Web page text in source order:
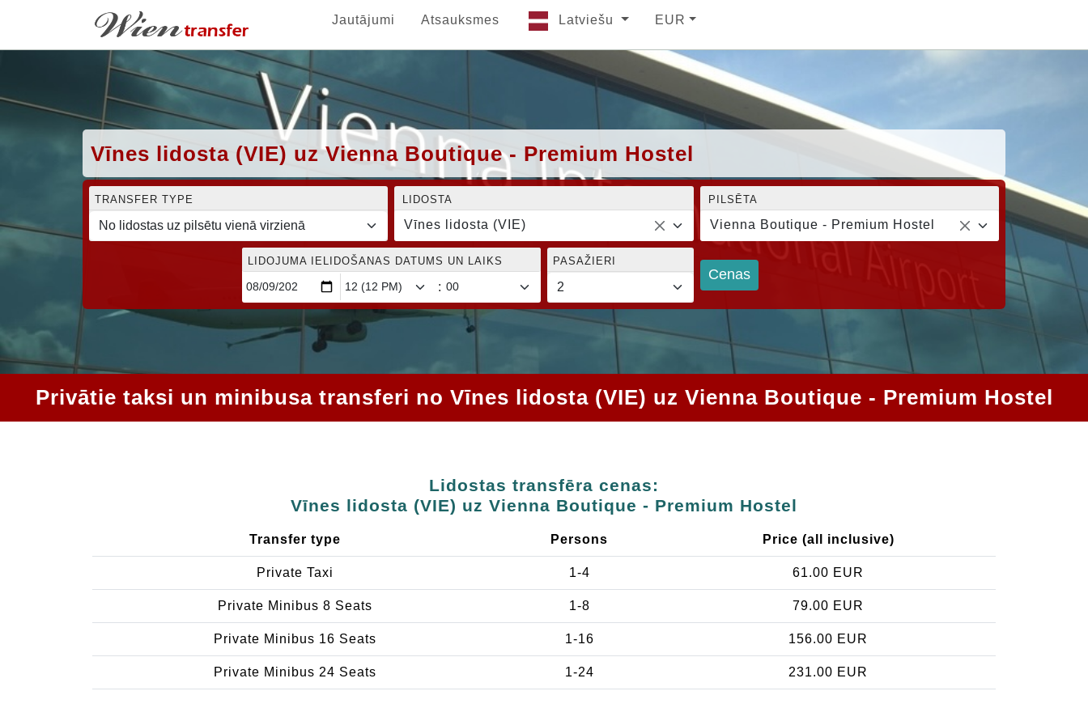
Jautājumi Atsauksmes Latviešu EUR
Vīnes lidosta (VIE) uz Vienna Boutique - Premium Hostel
TRANSFER TYPE LIDOSTA
Vīnes lidosta (VIE)
PILSĒTA
Vienna Boutique - Premium Hostel
LIDOJUMA IELIDOŠANAS DATUMS UN LAIKS
:
PASAŽIERI
Cenas
Privātie taksi un minibusa transferi no Vīnes lidosta (VIE) uz Vienna Boutique - Premium Hostel
Lidostas transfēra cenas:
Vīnes lidosta (VIE) uz Vienna Boutique - Premium Hostel
Transfer type Persons Price (all inclusive)
Private Taxi 1-4 61.00 EUR
Private Minibus 8 Seats 1-8 79.00 EUR
Private Minibus 16 Seats 1-16 156.00 EUR
Private Minibus 24 Seats 1-24 231.00 EUR